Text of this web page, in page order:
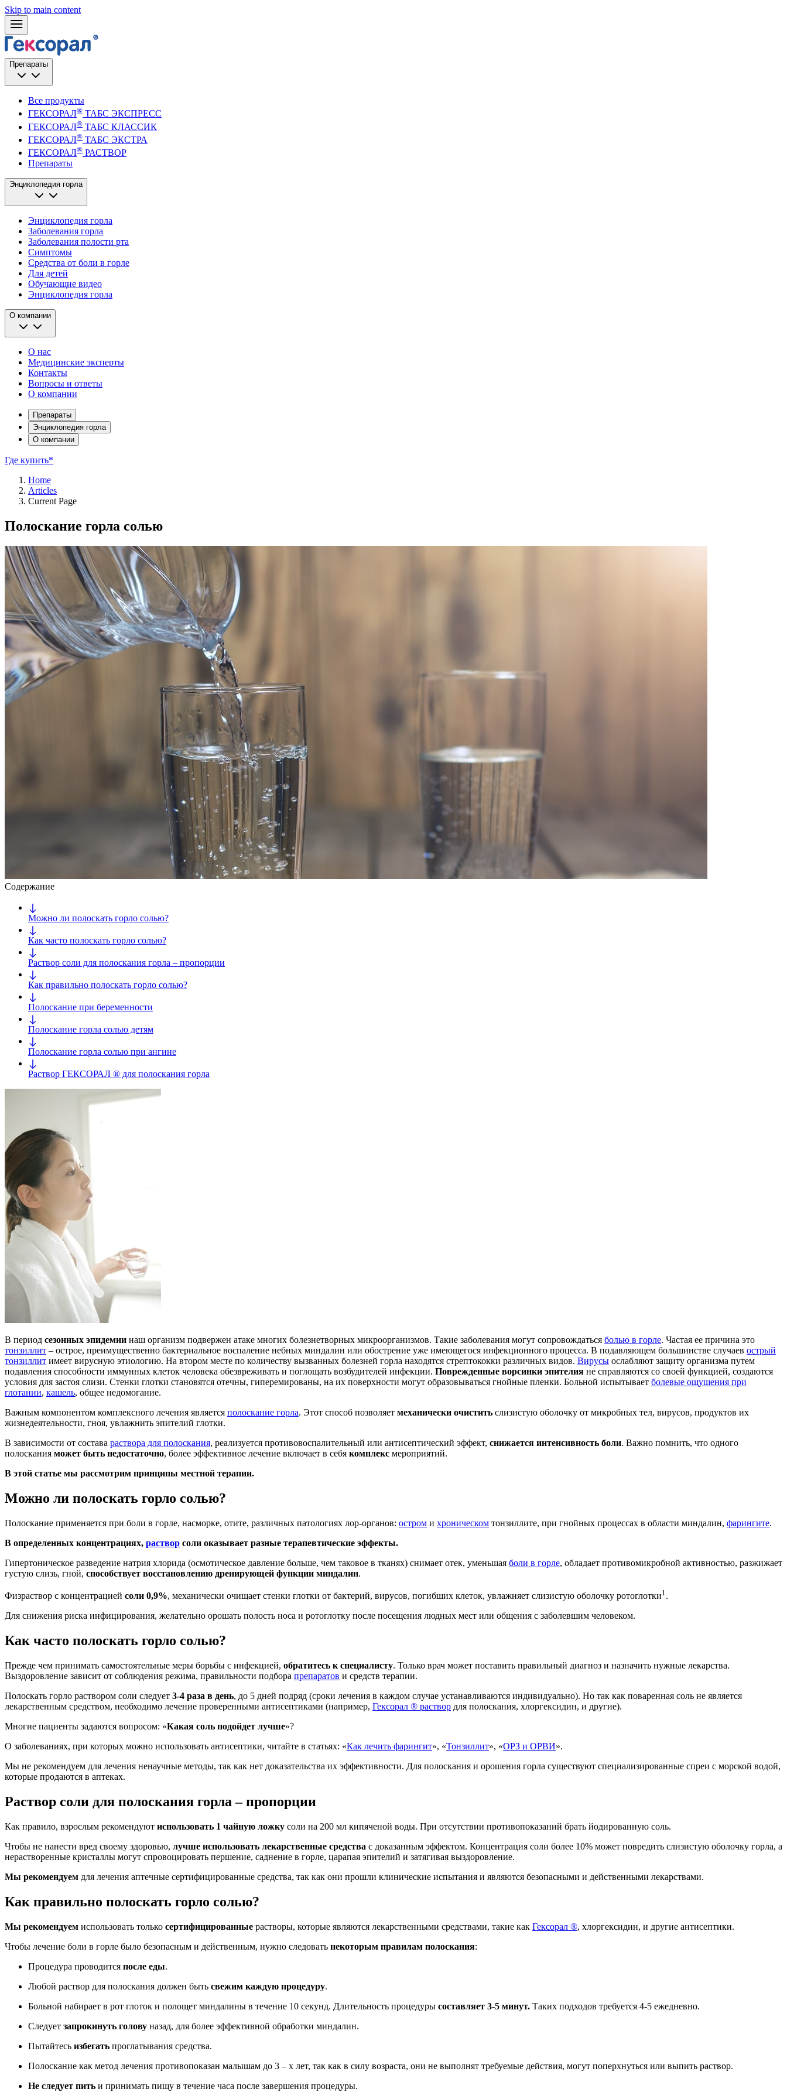
Skip to main content
Препараты
Все продукты
ГЕКСОРАЛ® ТАБС ЭКСПРЕСС
ГЕКСОРАЛ® ТАБС КЛАССИК
ГЕКСОРАЛ® ТАБС ЭКСТРА
ГЕКСОРАЛ® РАСТВОР
Препараты
Энциклопедия горла
Энциклопедия горла
Заболевания горла
Заболевания полости рта
Симптомы
Средства от боли в горле
Для детей
Обучающие видео
Энциклопедия горла
О компании
О нас
Медицинские эксперты
Контакты
Вопросы и ответы
О компании
Препараты
Энциклопедия горла
О компании
Где купить*
Home
Articles
Current Page
Полоскание горла солью
Содержание
Можно ли полоскать горло солью?
Как часто полоскать горло солью?
Раствор соли для полоскания горла – пропорции
Как правильно полоскать горло солью?
Полоскание при беременности
Полоскание горла солью детям
Полоскание горла солью при ангине
Раствор ГЕКСОРАЛ ® для полоскания горла
В период сезонных эпидемии наш организм подвержен атаке многих болезнетворных микроорганизмов. Такие заболевания могут сопровождаться болью в горле. Частая ее причина это
тонзиллит – острое, преимущественно бактериальное воспаление небных миндалин или обострение уже имеющегося инфекционного процесса. В подавляющем большинстве случаев острый
тонзиллит имеет вирусную этиологию. На втором месте по количеству вызванных болезней горла находятся стрептококки различных видов. Вирусы ослабляют защиту организма путем
подавления способности иммунных клеток человека обезвреживать и поглощать возбудителей инфекции. Поврежденные ворсинки эпителия не справляются со своей функцией, создаются
условия для застоя слизи. Стенки глотки становятся отечны, гиперемированы, на их поверхности могут образовываться гнойные пленки. Больной испытывает болевые ощущения при
глотании, кашель, общее недомогание.
Важным компонентом комплексного лечения является полоскание горла. Этот способ позволяет механически очистить слизистую оболочку от микробных тел, вирусов, продуктов их
жизнедеятельности, гноя, увлажнить эпителий глотки.
В зависимости от состава раствора для полоскания, реализуется противовоспалительный или антисептический эффект, снижается интенсивность боли. Важно помнить, что одного
полоскания может быть недостаточно, более эффективное лечение включает в себя комплекс мероприятий.
В этой статье мы рассмотрим принципы местной терапии.
Можно ли полоскать горло солью?
Полоскание применяется при боли в горле, насморке, отите, различных патологиях лор-органов: остром и хроническом тонзиллите, при гнойных процессах в области миндалин, фарингите.
В определенных концентрациях, раствор соли оказывает разные терапевтические эффекты.
Гипертоническое разведение натрия хлорида (осмотическое давление больше, чем таковое в тканях) снимает отек, уменьшая боли в горле, обладает противомикробной активностью, разжижает
густую слизь, гной, способствует восстановлению дренирующей функции миндалин.
Физраствор с концентрацией соли 0,9%, механически очищает стенки глотки от бактерий, вирусов, погибших клеток, увлажняет слизистую оболочку ротоглотки1 .
Для снижения риска инфицирования, желательно орошать полость носа и ротоглотку после посещения людных мест или общения с заболевшим человеком.
Как часто полоскать горло солью?
Прежде чем принимать самостоятельные меры борьбы с инфекцией, обратитесь к специалисту. Только врач может поставить правильный диагноз и назначить нужные лекарства.
Выздоровление зависит от соблюдения режима, правильности подбора препаратов и средств терапии.
Полоскать горло раствором соли следует 3-4 раза в день, до 5 дней подряд (сроки лечения в каждом случае устанавливаются индивидуально). Но так как поваренная соль не является
лекарственным средством, необходимо лечение проверенными антисептиками (например, Гексорал ® раствор для полоскания, хлоргексидин, и другие).
Многие пациенты задаются вопросом: «Какая соль подойдет лучше»?
О заболеваниях, при которых можно использовать антисептики, читайте в статьях: «Как лечить фарингит», «Тонзиллит», «ОРЗ и ОРВИ».
Мы не рекомендуем для лечения ненаучные методы, так как нет доказательства их эффективности. Для полоскания и орошения горла существуют специализированные спреи с морской водой,
которые продаются в аптеках.
Раствор соли для полоскания горла – пропорции
Как правило, взрослым рекомендуют использовать 1 чайную ложку соли на 200 мл кипяченой воды. При отсутствии противопоказаний брать йодированную соль.
Чтобы не нанести вред своему здоровью, лучше использовать лекарственные средства с доказанным эффектом. Концентрация соли более 10% может повредить слизистую оболочку горла, а
нерастворенные кристаллы могут спровоцировать першение, саднение в горле, царапая эпителий и затягивая выздоровление.
Мы рекомендуем для лечения аптечные сертифицированные средства, так как они прошли клинические испытания и являются безопасными и действенными лекарствами.
Как правильно полоскать горло солью?
Мы рекомендуем использовать только сертифицированные растворы, которые являются лекарственными средствами, такие как Гексорал ®, хлоргексидин, и другие антисептики.
Чтобы лечение боли в горле было безопасным и действенным, нужно следовать некоторым правилам полоскания:
Процедура проводится после еды.
Любой раствор для полоскания должен быть свежим каждую процедуру.
Больной набирает в рот глоток и полощет миндалины в течение 10 секунд. Длительность процедуры составляет 3-5 минут. Таких подходов требуется 4-5 ежедневно.
Следует запрокинуть голову назад, для более эффективной обработки миндалин.
Пытайтесь избегать проглатывания средства.
Полоскание как метод лечения противопоказан малышам до 3 – х лет, так как в силу возраста, они не выполнят требуемые действия, могут поперхнуться или выпить раствор.
Не следует пить и принимать пищу в течение часа после завершения процедуры.